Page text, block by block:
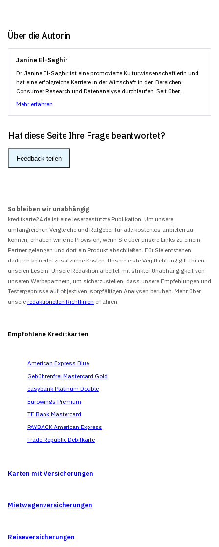
Toilettenartikeln und Medikamenten (bis 340 €)
Beschädigung und Diebstahl von Mietwagen (bis 3.000
€)
Medizinische Behandlung und Haftung nach
Sportunfällen auf Reisen (bis 1 Million €, nur
Amateursport)
Über die Autorin
Janine El-Saghir
Dr. Janine El-Saghir ist eine promovierte Kulturwissenschaftlerin und
hat eine erfolgreiche Karriere in der Wirtschaft in den Bereichen
Consumer Research und Datenanalyse durchlaufen. Seit über...
Mehr erfahren
Hat diese Seite Ihre Frage beantwortet?
Feedback teilen
So bleiben wir unabhängig
kreditkarte24.de ist eine lesergestützte Publikation. Um unsere
umfangreichen Vergleiche und Ratgeber für alle kostenlos anbieten zu
können, erhalten wir eine Provision, wenn Sie über unsere Links zu einem
Partner gelangen und dort ein Produkt abschließen. Für Sie entstehen
dadurch keinerlei zusätzliche Kosten. Unsere erste Verpflichtung gilt Ihnen,
unseren Lesern. Unsere Redaktion arbeitet mit strikter Unabhängigkeit von
unseren Werbepartnern, um sicherzustellen, dass unsere Empfehlungen und
Testergebnisse auf objektiven, sorgfältigen Analysen beruhen. Mehr über
unsere redaktionellen Richtlinien erfahren.
Empfohlene Kreditkarten
American Express Blue
Gebührenfrei Mastercard Gold
easybank Platinum Double
Eurowings Premium
TF Bank Mastercard
PAYBACK American Express
Trade Republic Debitkarte
Karten mit Versicherungen
Mietwagen­versicherungen
Reise­versicherungen